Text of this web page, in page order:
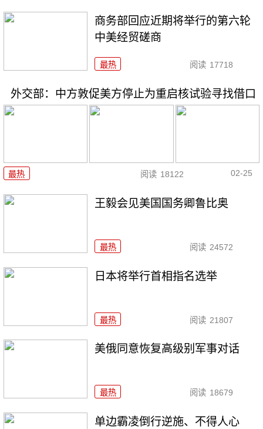
商务部回应近期将举行的第六轮
中美经贸磋商
最热 阅读 17718
外交部：中方敦促美方停止为重启核试验寻找借口
最热 阅读 18122 02-25
王毅会见美国国务卿鲁比奥
最热 阅读 24572
日本将举行首相指名选举
最热 阅读 21807
美俄同意恢复高级别军事对话
最热 阅读 18679
单边霸凌倒行逆施、不得人心